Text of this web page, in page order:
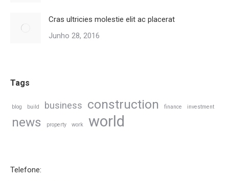
Cras ultricies molestie elit ac placerat
Junho 28, 2016
Tags
blog build business construction finance investment
news property work world
Telefone: